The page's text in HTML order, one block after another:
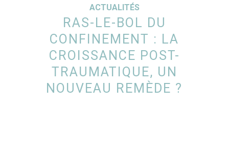
ACTUALITÉS
RAS-LE-BOL DU
CONFINEMENT : LA
CROISSANCE POST-
TRAUMATIQUE, UN
NOUVEAU REMÈDE ?